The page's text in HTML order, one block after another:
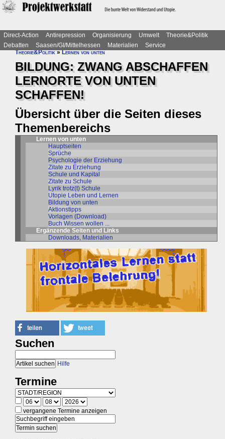
Direct-Action Antirepression Organisierung Umwelt
Theorie&Politik
Debatten
Saasen/GI/Mittelhessen Materialien
Service
Theorie&Politik»Lernen von unten
BILDUNG: ZWANG ABSCHAFFEN
LERNORTE VON UNTEN
SCHAFFEN!
Übersicht über die Seiten dieses
Themenbereichs
Lernen von unten
Hauptseiten
Sprüche
Psychologie der Erziehung
Zitate zu Erziehung
Schule und Kapital
Zitate zu Schule
Lyrik trotz(t) Schule
Utopie Leben und Lernen
Bildung von unten
Aktionstipps
Vorlagen (Download)
Buch Wissen wollen ...
Ergänzende Seiten und Links
Downloads, Materialien
Suchen
Hilfe
Termine
vergangene Termine anzeigen